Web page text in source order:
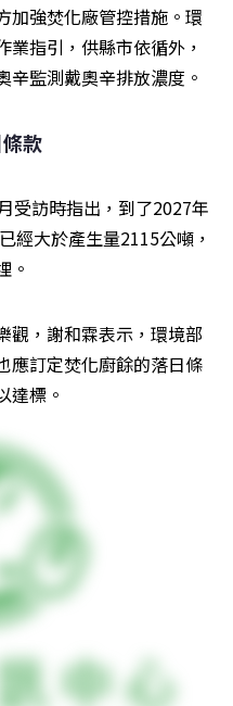
加強焚化廠管控措施。環
指引，供縣市依循外，
辛監測戴奧辛排放濃度。
款
受訪時指出，到了2027年
經大於產生量2115公噸，
。
觀，謝和霖表示，環境部
應訂定焚化廚餘的落日條
達標。